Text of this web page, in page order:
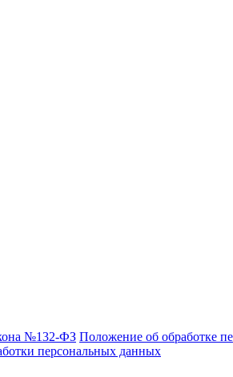
№132-ФЗ Положение об обработке
персональных данных